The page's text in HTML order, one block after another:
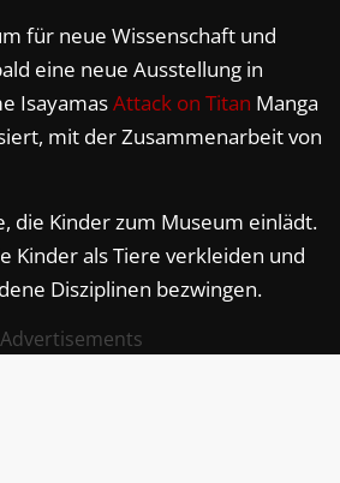
für neue Wissenschaft und
eine neue Ausstellung in
IsayamasAttack on Titan Manga
mit der Zusammenarbeit von
die Kinder zum Museum einlädt.
Kinder als Tiere verkleiden und
Disziplinen bezwingen.
Advertisements